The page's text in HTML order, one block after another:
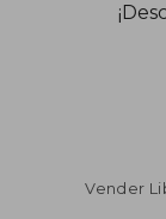
Vender